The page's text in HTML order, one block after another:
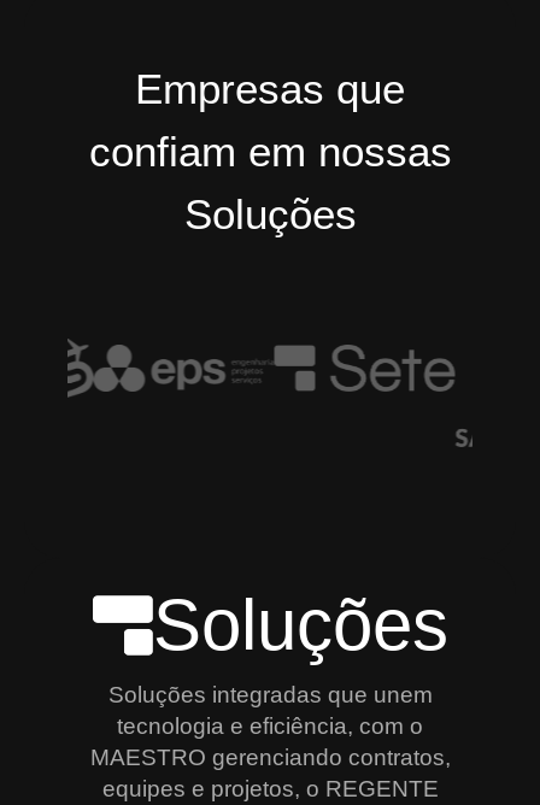
Empresas que
confiam em nossas
Soluções
Soluções
Soluções integradas que unem
tecnologia e eficiência, com o
MAESTRO gerenciando contratos,
equipes e projetos, o REGENTE